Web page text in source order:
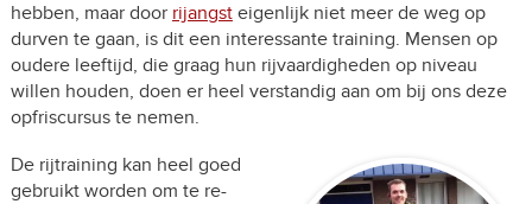
hebben, maar door rijangsteigenlijk niet meer de weg op
durven te gaan, is dit een interessante training. Mensen op
oudere leeftijd, die graag hun rijvaardigheden op niveau
willen houden, doen er heel verstandig aan om bij ons deze
opfriscursus te nemen.
De rijtraining kan heel goed
gebruikt worden om te re-